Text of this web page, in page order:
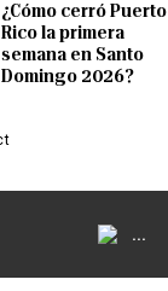
¿Cómo cerró Puerto
Rico la primera
semana en Santo
Domingo 2026?
...